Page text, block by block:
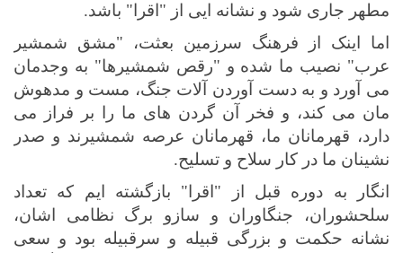
مطهر جاری شود و نشانه ایی از "اقرا" باشد.
اما اینک از فرهنگ سرزمین بعثت، "مشق شمشیر
عرب" نصیب ما شده و "رقص شمشیرها" به وجدمان
می آورد و به دست آوردن آلات جنگ، مست و مدهوش
مان می کند، و فخر آن گردن های ما را بر فراز می
دارد، قهرمانان ما، قهرمانان عرصه شمشیرند و صدر
نشینان ما در کار سلاح و تسلیح.
انگار به دوره قبل از "اقرا" بازگشته ایم که تعداد
سلحشوران، جنگاوران و سازو برگ نظامی اشان،
نشانه حکمت و بزرگی قبیله و سرقبیله بود و سعی